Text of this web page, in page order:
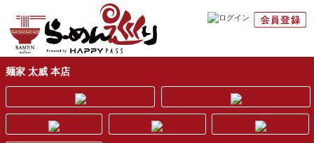
麺家 太威 本店